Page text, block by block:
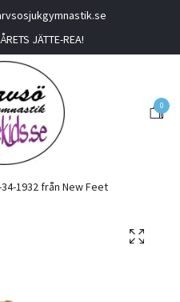
JÄTTE-REA!
0
1932 från New Feet